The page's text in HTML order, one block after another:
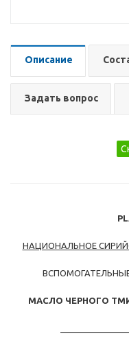
Описание
Задать вопрос
НАЦИОНАЛЬНОЕ
ВСПОМОГАТЕЛЬНЫЕ
МАСЛО ЧЕРНОГО